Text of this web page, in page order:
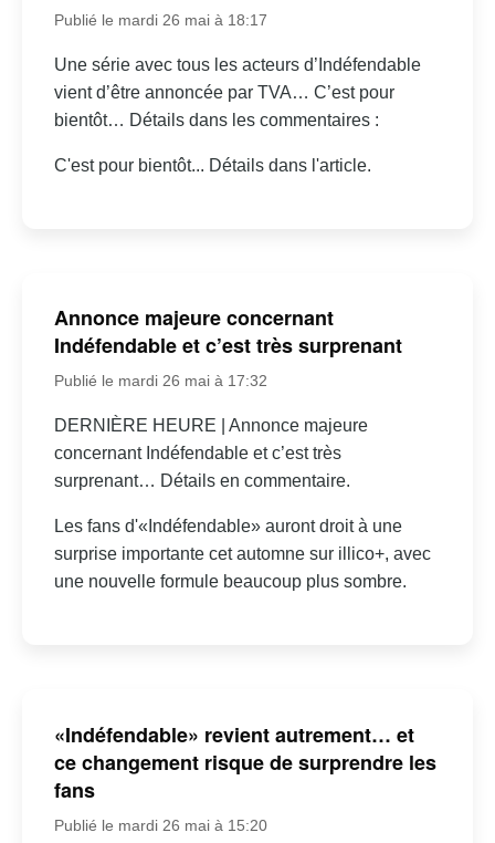
Publié le mardi 26 mai à 18:17
Une série avec tous les acteurs d’Indéfendable
vient d’être annoncée par TVA… C’est pour
bientôt… Détails dans les commentaires :
C'est pour bientôt... Détails dans l'article.
Annonce majeure concernant
Indéfendable et c’est très surprenant
Publié le mardi 26 mai à 17:32
DERNIÈRE HEURE | Annonce majeure
concernant Indéfendable et c’est très
surprenant… Détails en commentaire.
Les fans d'«Indéfendable» auront droit à une
surprise importante cet automne sur illico+, avec
une nouvelle formule beaucoup plus sombre.
«Indéfendable» revient autrement… et
ce changement risque de surprendre les
fans
Publié le mardi 26 mai à 15:20